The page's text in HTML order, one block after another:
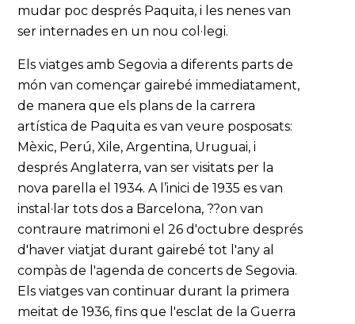
mudar poc després Paquita, i les nenes van
ser internades en un nou col·legi.
Els viatges amb Segovia a diferents parts de
món van començar gairebé immediatament,
de manera que els plans de la carrera
artística de Paquita es van veure posposats:
Mèxic, Perú, Xile, Argentina, Uruguai, i
després Anglaterra, van ser visitats per la
nova parella el 1934. A l’inici de 1935 es van
instal·lar tots dos a Barcelona, ??on van
contraure matrimoni el 26 d'octubre després
d'haver viatjat durant gairebé tot l'any al
compàs de l'agenda de concerts de Segovia.
Els viatges van continuar durant la primera
meitat de 1936, fins que l'esclat de la Guerra